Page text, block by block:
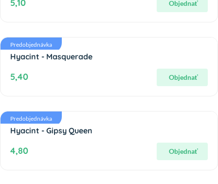
5,10 Objednať
Predobjednávka
Hyacint - Masquerade
5,40 Objednať
Predobjednávka
Hyacint - Gipsy Queen
4,80 Objednať